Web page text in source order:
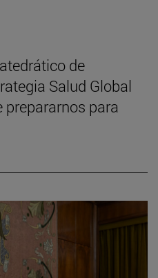
de
Salud Global
prepararnos para